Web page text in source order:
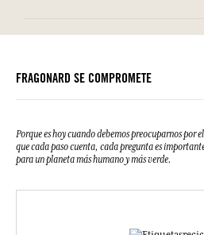
FRAGONARD SE COMPROMETE
Porque es hoy cuando debemos preocuparnos por
que cada paso cuenta, cada pregunta es
para un planeta más humano y más verde.